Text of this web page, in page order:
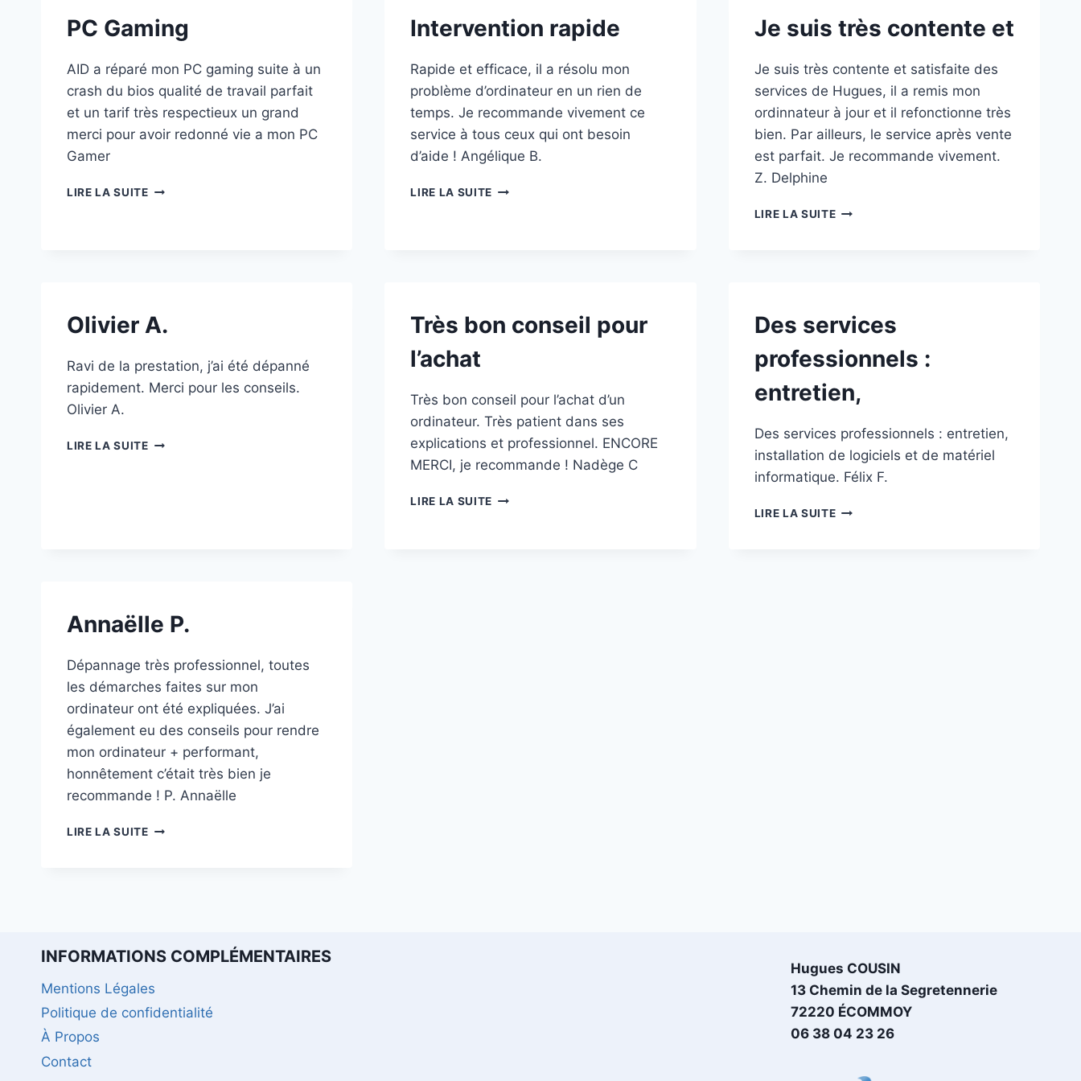
PC Gaming
AID a réparé mon PC gaming suite à un
crash du bios qualité de travail parfait
et un tarif très respectieux un grand
merci pour avoir redonné vie a mon PC
Gamer
LIRE LA SUITEPC
Intervention rapide
Rapide et efficace, il a résolu mon
problème d’ordinateur en un rien de
temps. Je recommande vivement ce
service à tous ceux qui ont besoin
d’aide ! Angélique B.
LIRE LA SUITE INTERVENTION
Je suis très contente et
Je suis très contente et satisfaite des
services de Hugues, il a remis mon
ordinnateur à jour et il refonctionne très
bien. Par ailleurs, le service après vente
est parfait. Je recommande vivement.
Z. Delphine
LIRE LA SUITEJE
Olivier A.
Ravi de la prestation, j’ai été dépanné
rapidement. Merci pour les conseils.
Olivier A.
LIRE LA SUITEOLIVIER
Très bon conseil pour
l’achat
Très bon conseil pour l’achat d’un
ordinateur. Très patient dans ses
explications et professionnel. ENCORE
MERCI, je recommande ! Nadège C
LIRE LA SUITE TRÈS
Des services
professionnels :
entretien,
Des services professionnels : entretien,
installation de logiciels et de matériel
informatique. Félix F.
LIRE LA SUITEDES
Annaëlle P.
Dépannage très professionnel, toutes
les démarches faites sur mon
ordinateur ont été expliquées. J’ai
également eu des conseils pour rendre
mon ordinateur + performant,
honnêtement c’était très bien je
recommande ! P. Annaëlle
LIRE LA SUITEANNAËLLE
INFORMATIONS COMPLÉMENTAIRES
Mentions Légales
Politique de confidentialité
À Propos
Contact
Hugues COUSIN
13 Chemin de la Segretennerie
72220 ÉCOMMOY
06 38 04 23 26